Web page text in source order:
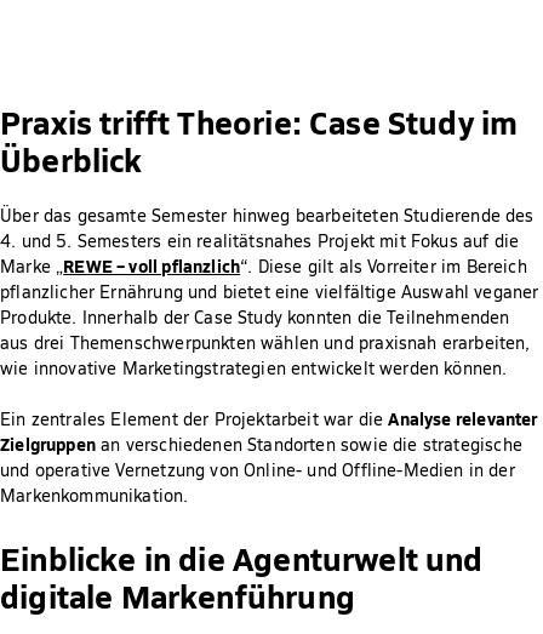
Praxis trifft Theorie: Case Study im
Überblick
Über das gesamte Semester hinweg bearbeiteten Studierende des
4. und 5. Semesters ein realitätsnahes Projekt mit Fokus auf die
Marke „REWE – voll pflanzlich“. Diese gilt als Vorreiter im Bereich
pflanzlicher Ernährung und bietet eine vielfältige Auswahl veganer
Produkte. Innerhalb der Case Study konnten die Teilnehmenden
aus drei Themenschwerpunkten wählen und praxisnah erarbeiten,
wie innovative Marketingstrategien entwickelt werden können.
Ein zentrales Element der Projektarbeit war dieAnalyse relevanter
Zielgruppenan verschiedenen Standorten sowie die strategische
und operative Vernetzung von Online- und Offline-Medien in der
Markenkommunikation.
Einblicke in die Agenturwelt und
digitale Markenführung